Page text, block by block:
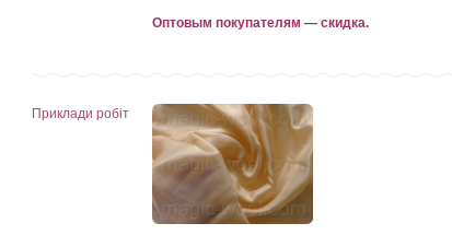
Оптовым покупателям — скидка.
Приклади робіт